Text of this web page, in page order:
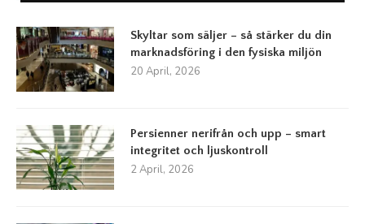
Skyltar som säljer – så stärker du din
marknadsföring i den fysiska miljön
20 April, 2026
Persienner nerifrån och upp – smart
integritet och ljuskontroll
2 April, 2026